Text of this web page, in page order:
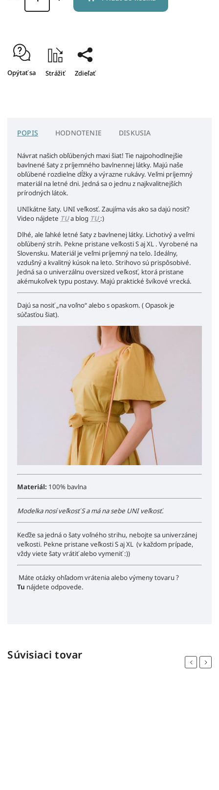
Opýtať sa Strážiť Zdieľať
POPIS HODNOTENIE DISKUSIA
Návrat našich obľúbených maxi šiat! Tie najpohodlnejšie
bavlnené šaty z príjemného bavlnennej látky. Majú naše
obľúbené rozdielne dĺžky a výrazne rukávy. Veľmi príjemný
materiál na letné dni. Jedná sa o jednu z najkvalitnejších
prírodných látok.
UNIkátne šaty. UNI veľkosť. Zaujíma vás ako sa dajú nosiť?
Video nájdete TUa blog TU :)
Dlhé, ale ľahké letné šaty z bavlnenej látky. Lichotivý a veľmi
obľúbený strih. Pekne pristane veľkosti S aj XL . Vyrobené na
Slovensku. Materiál je veľmi príjemný na telo. Ideálny,
vzdušný a kvalitný kúsok na leto. Strihovo sú prispôsobivé.
Jedná sa o univerzálnu oversized veľkosť, ktorá pristane
akémukoľvek typu postavy. Majú praktické švíkové vrecká.
Dajú sa nosiť „na voľno“ alebo s opaskom. ( Opasok je
súčasťou šiat).
Materiál: 100% bavlna
Modelka nosí veľkosť S a má na sebe UNI veľkosť.
Keďže sa jedná o šaty voľného strihu, nebojte sa univerzánej
veľkosti. Pekne pristane veľkosti S aj XL (v každom prípade,
vždy viete šaty vrátiť alebo vymeniť :))
Máte otázky ohľadom vrátenia alebo výmeny tovaru ?
Tu nájdete odpovede.
Súvisiaci tovar
Previous
Next